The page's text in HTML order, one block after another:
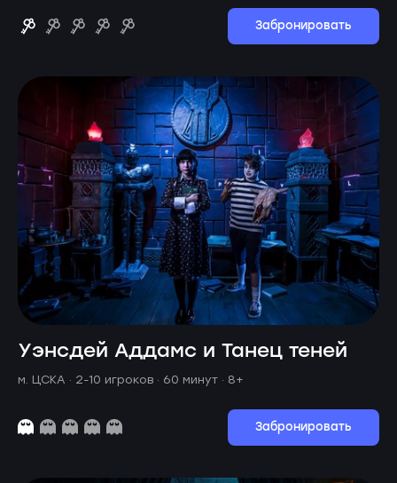
Забронировать
Уэнсдей Аддамс и Танец теней
м. ЦСКА · 2-10 игроков · 60 минут · 8+
Забронировать